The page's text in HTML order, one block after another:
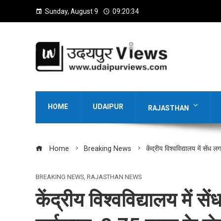
Sunday, August 9 09:20:36
HOME UDAIPUR RAJASTHAN
Home Breaking News केंद्रीय विश्वविद्यालय में सेंध
BREAKING NEWS, RAJASTHAN NEWS
केंद्रीय विश्वविद्यालय में